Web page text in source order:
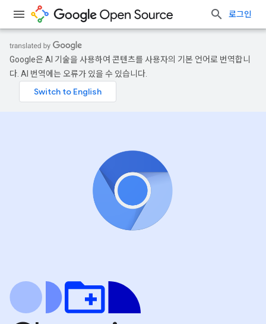
로그인
Google은 AI 기술을 사용하여 콘텐츠를 사용자의 기본 언어로 번역합니
다. AI 번역에는 오류가 있을 수 있습니다.